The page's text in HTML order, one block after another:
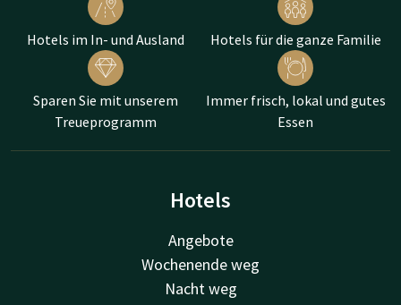
Hotels im In- und Ausland Hotels für die ganze Familie
Sparen Sie mit unserem
Treueprogramm
Immer frisch, lokal und gutes
Essen
Hotels
Angebote
Wochenende weg
Nacht weg